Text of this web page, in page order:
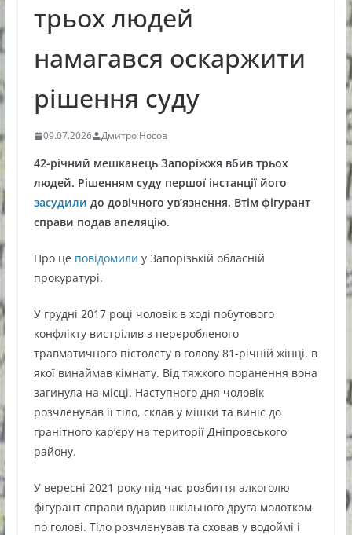
трьох людей
намагався оскаржити
рішення суду
09.07.2026 Дмитро Носов
42-річний мешканець Запоріжжя вбив трьох
людей. Рішенням суду першої інстанції його
засудили до довічного ув’язнення. Втім фігурант
справи подав апеляцію.
Про це повідомили у Запорізькій обласній
прокуратурі.
У грудні 2017 році чоловік в ході побутового
конфлікту вистрілив з переробленого
травматичного пістолету в голову 81-річній жінці, в
якої винаймав кімнату. Від тяжкого поранення вона
загинула на місці. Наступного дня чоловік
розчленував її тіло, склав у мішки та виніс до
гранітного кар’єру на території Дніпровського
району.
У вересні 2021 року під час розбиття алкоголю
фігурант справи вдарив шкільного друга молотком
по голові. Тіло розчленував та сховав у водоймі і